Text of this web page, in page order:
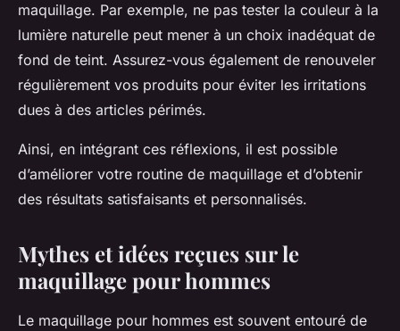
maquillage. Par exemple, ne pas tester la couleur à la
lumière naturelle peut mener à un choix inadéquat de
fond de teint. Assurez-vous également de renouveler
régulièrement vos produits pour éviter les irritations
dues à des articles périmés.
Ainsi, en intégrant ces réflexions, il est possible
d’améliorer votre routine de maquillage et d’obtenir
des résultats satisfaisants et personnalisés.
Mythes et idées reçues sur le
maquillage pour hommes
Le maquillage pour hommes est souvent entouré de